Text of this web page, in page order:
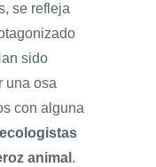
se refleja
sido
una osa
con alguna
animal .